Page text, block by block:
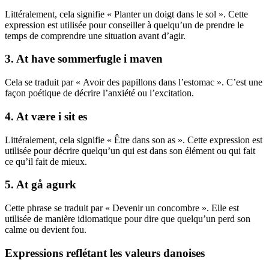
Littéralement, cela signifie « Planter un doigt dans le sol ». Cette
expression est utilisée pour conseiller à quelqu’un de prendre le
temps de comprendre une situation avant d’agir.
3. At have sommerfugle i maven
Cela se traduit par « Avoir des papillons dans l’estomac ». C’est une
façon poétique de décrire l’anxiété ou l’excitation.
4. At være i sit es
Littéralement, cela signifie « Être dans son as ». Cette expression est
utilisée pour décrire quelqu’un qui est dans son élément ou qui fait
ce qu’il fait de mieux.
5. At gå agurk
Cette phrase se traduit par « Devenir un concombre ». Elle est
utilisée de manière idiomatique pour dire que quelqu’un perd son
calme ou devient fou.
Expressions reflétant les valeurs danoises